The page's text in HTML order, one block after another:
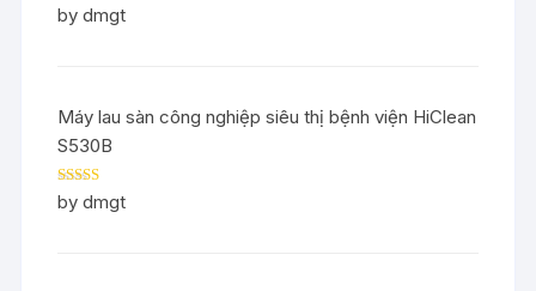
Rated5out
of 5
by dmgt
Máy lau sàn công nghiệp siêu thị bệnh viện HiClean
S530B
Rated5out
of 5
by dmgt